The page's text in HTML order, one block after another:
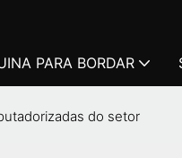
PARA BORDAR
do setor